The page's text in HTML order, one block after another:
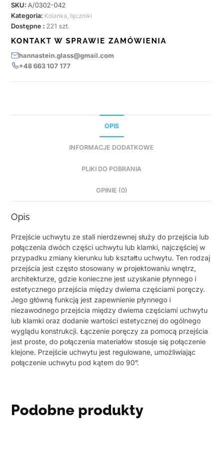
SKU: A/0302-042
Kategoria: Kolanka, łączniki
Dostępne : 221 szt.
KONTAKT W SPRAWIE ZAMÓWIENIA
hannastein.glass@gmail.com
+48 663 107 177
OPIS
INFORMACJE DODATKOWE
PLIKI DO POBRANIA
OPINIE (0)
Opis
Przejście uchwytu ze stali nierdzewnej służy do przejścia lub
połączenia dwóch części uchwytu lub klamki, najczęściej w
przypadku zmiany kierunku lub kształtu uchwytu. Ten rodzaj
przejścia jest często stosowany w projektowaniu wnętrz,
architekturze, gdzie konieczne jest uzyskanie płynnego i
estetycznego przejścia między dwiema częściami poręczy.
Jego główną funkcją jest zapewnienie płynnego i
niezawodnego przejścia między dwiema częściami uchwytu
lub klamki oraz dodanie wartości estetycznej do ogólnego
wyglądu konstrukcji. Łączenie poręczy za pomocą przejścia
jest proste, do połączenia materiałów stosuje się połączenie
klejone. Przejście uchwytu jest regulowane, umożliwiając
połączenie uchwytu pod kątem do 90°.
Podobne produkty